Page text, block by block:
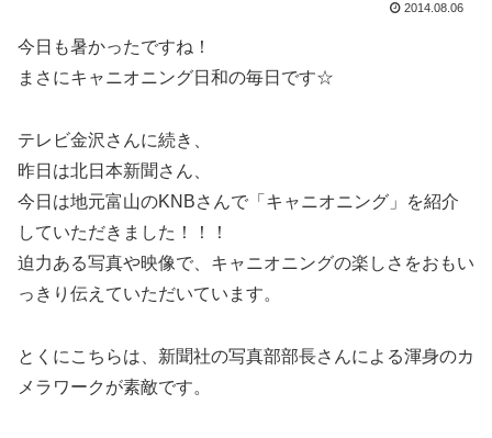
2014.08.06
今日も暑かったですね！
まさにキャニオニング日和の毎日です☆
テレビ金沢さんに続き、
昨日は北日本新聞さん、
今日は地元富山のKNBさんで「キャニオニング」を紹介
していただきました！！！
迫力ある写真や映像で、キャニオニングの楽しさをおもい
っきり伝えていただいています。
とくにこちらは、新聞社の写真部部長さんによる渾身のカ
メラワークが素敵です。